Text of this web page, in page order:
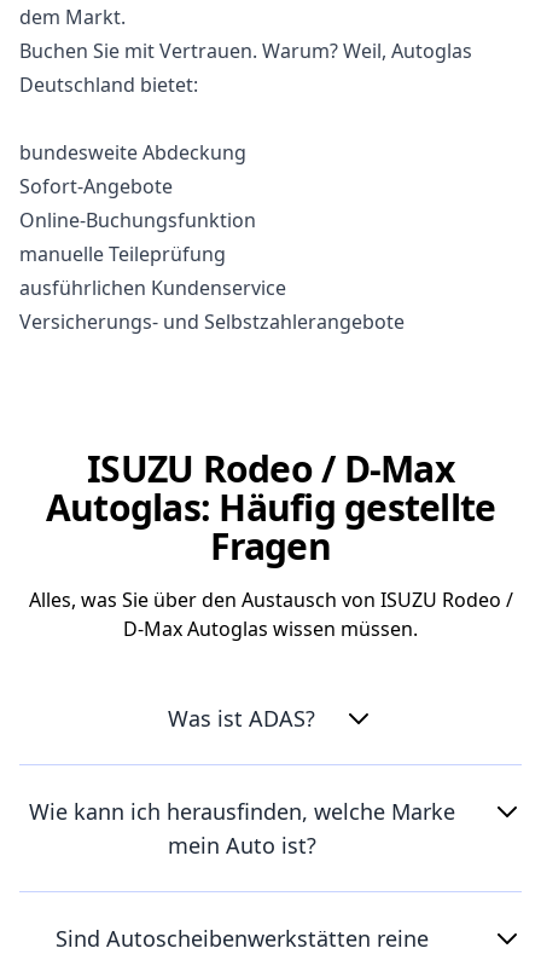
dem Markt.
Buchen Sie mit Vertrauen. Warum? Weil, Autoglas
Deutschland bietet:
bundesweite Abdeckung
Sofort-Angebote
Online-Buchungsfunktion
manuelle Teileprüfung
ausführlichen Kundenservice
Versicherungs- und Selbstzahlerangebote
ISUZU Rodeo / D-Max
Autoglas: Häufig gestellte
Fragen
Alles, was Sie über den Austausch von ISUZU Rodeo /
D-Max Autoglas wissen müssen.
Was ist ADAS?
Wie kann ich herausfinden, welche Marke
mein Auto ist?
Sind Autoscheibenwerkstätten reine